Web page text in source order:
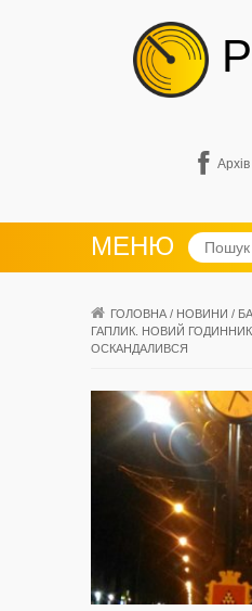
МЕНЮ
ГОЛОВНА / НОВИНИ /
ГАПЛИК. НОВИЙ ГОДИННИК
ОСКАНДАЛИВСЯ